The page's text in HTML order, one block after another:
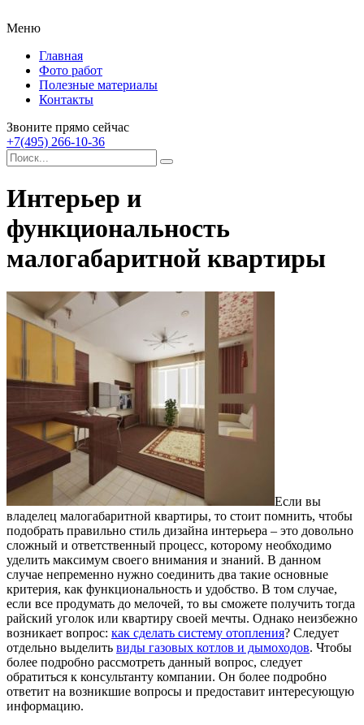
Меню
Главная
Фото работ
Полезные материалы
Контакты
Звоните прямо сейчас
+7(495) 266-10-36
Интерьер и
функциональность
малогабаритной квартиры
Если вы
владелец малогабаритной квартиры, то стоит помнить, чтобы
подобрать правильно стиль дизайна интерьера – это довольно
сложный и ответственный процесс, которому необходимо
уделить максимум своего внимания и знаний. В данном
случае непременно нужно соединить два такие основные
критерия, как функциональность и удобство. В том случае,
если все продумать до мелочей, то вы сможете получить тогда
райский уголок или квартиру своей мечты. Однако неизбежно
возникает вопрос: как сделать систему отопления? Следует
отдельно выделить виды газовых котлов и дымоходов. Чтобы
более подробно рассмотреть данный вопрос, следует
обратиться к консультанту компании. Он более подробно
ответит на возникшие вопросы и предоставит интересующую
информацию.